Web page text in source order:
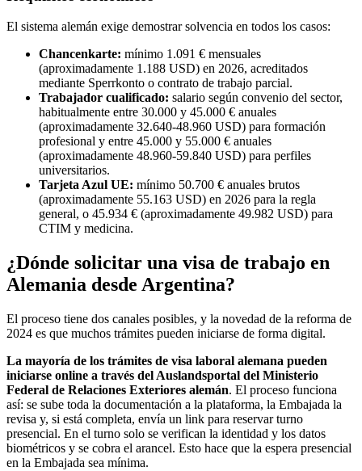
El sistema alemán exige demostrar solvencia en todos los casos:
Chancenkarte: mínimo 1.091 € mensuales
(aproximadamente 1.188 USD) en 2026, acreditados
mediante Sperrkonto o contrato de trabajo parcial.
Trabajador cualificado: salario según convenio del sector,
habitualmente entre 30.000 y 45.000 € anuales
(aproximadamente 32.640-48.960 USD) para formación
profesional y entre 45.000 y 55.000 € anuales
(aproximadamente 48.960-59.840 USD) para perfiles
universitarios.
Tarjeta Azul UE: mínimo 50.700 € anuales brutos
(aproximadamente 55.163 USD) en 2026 para la regla
general, o 45.934 € (aproximadamente 49.982 USD) para
CTIM y medicina.
¿Dónde solicitar una visa de trabajo en
Alemania desde Argentina?
El proceso tiene dos canales posibles, y la novedad de la reforma de
2024 es que muchos trámites pueden iniciarse de forma digital.
La mayoría de los trámites de visa laboral alemana pueden
iniciarse online a través del Auslandsportal del Ministerio
Federal de Relaciones Exteriores alemán. El proceso funciona
así: se sube toda la documentación a la plataforma, la Embajada la
revisa y, si está completa, envía un link para reservar turno
presencial. En el turno solo se verifican la identidad y los datos
biométricos y se cobra el arancel. Esto hace que la espera presencial
en la Embajada sea mínima.